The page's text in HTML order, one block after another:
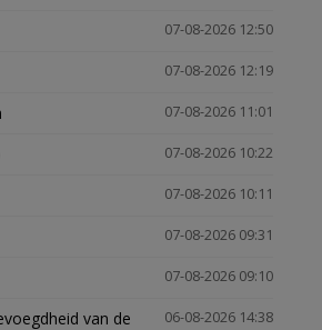
07-08-2026 12:50
07-08-2026 12:19
07-08-2026 11:01
07-08-2026 10:22
07-08-2026 10:11
07-08-2026 09:31
07-08-2026 09:10
06-08-2026 14:38
van de